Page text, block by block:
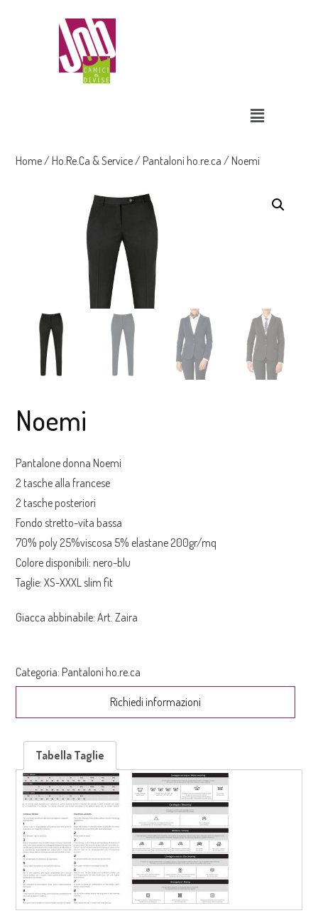
Home/ Ho.Re.Ca & Service/ Pantaloni ho.re.ca / Noemi
Noemi
Pantalone donna Noemi
2 tasche alla francese
2 tasche posteriori
Fondo stretto-vita bassa
70% poly 25%viscosa 5% elastane 200gr/mq
Colore disponibili: nero-blu
Taglie: XS-XXXL slim fit
Giacca abbinabile: Art. Zaira
Categoria: Pantaloni ho.re.ca
Richiedi informazioni
Tabella Taglie